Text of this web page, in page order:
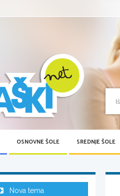
OSNOVNE ŠOLE SREDNJE ŠOLE
Nova tema